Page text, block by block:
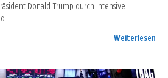
Donald Trump durch intensive
Weiterlesen